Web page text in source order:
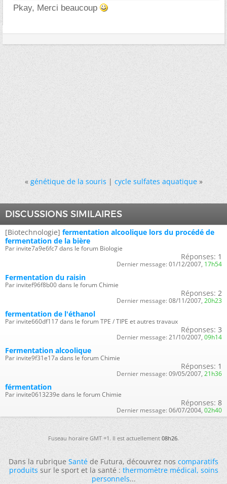
Pkay, Merci beaucoup
« génétique de la souris|cycle sulfates aquatique »
DISCUSSIONS SIMILAIRES
[Biotechnologie] fermentation alcoolique lors du procédé de
fermentation de la bière
Par invite7a9e6fc7 dans le forum Biologie
Réponses: 1
Dernier message: 01/12/2007, 17h54
Fermentation du raisin
Par invitef96f8b00 dans le forum Chimie
Réponses: 2
Dernier message: 08/11/2007, 20h23
fermentation de l'éthanol
Par invite660df117 dans le forum TPE / TIPE et autres travaux
Réponses: 3
Dernier message: 21/10/2007, 09h14
Fermentation alcoolique
Par invite9f31e17a dans le forum Chimie
Réponses: 1
Dernier message: 09/05/2007, 21h36
férmentation
Par invite0613239e dans le forum Chimie
Réponses: 8
Dernier message: 06/07/2004, 02h40
Fuseau horaire GMT +1. Il est actuellement08h26.
Dans la rubriqueSantéde Futura, découvrez noscomparatifs
produitssur le sport et la santé :thermomètre médical,soins
personnels...